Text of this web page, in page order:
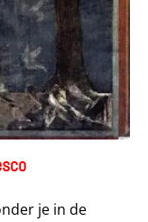
je in de